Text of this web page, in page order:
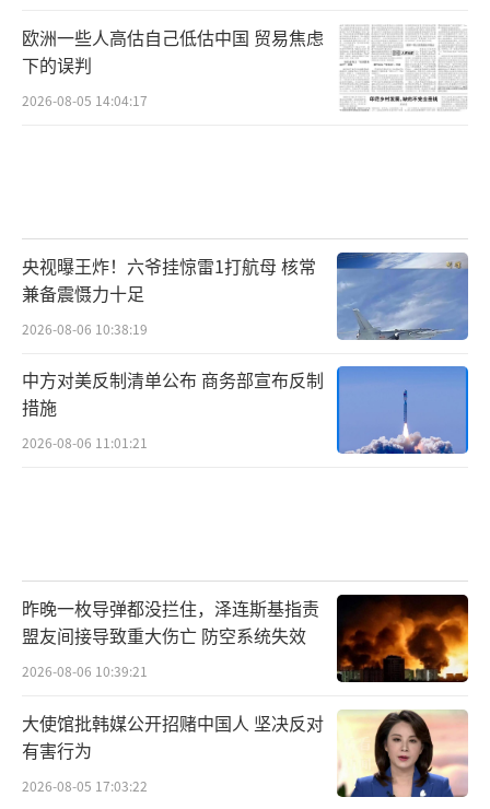
欧洲一些人高估自己低估中国 贸易焦虑
下的误判
2026-08-05 14:04:17
央视曝王炸！六爷挂惊雷1打航母 核常
兼备震慑力十足
2026-08-06 10:38:19
中方对美反制清单公布 商务部宣布反制
措施
2026-08-06 11:01:21
昨晚一枚导弹都没拦住，泽连斯基指责
盟友间接导致重大伤亡 防空系统失效
2026-08-06 10:39:21
大使馆批韩媒公开招赌中国人 坚决反对
有害行为
2026-08-05 17:03:22